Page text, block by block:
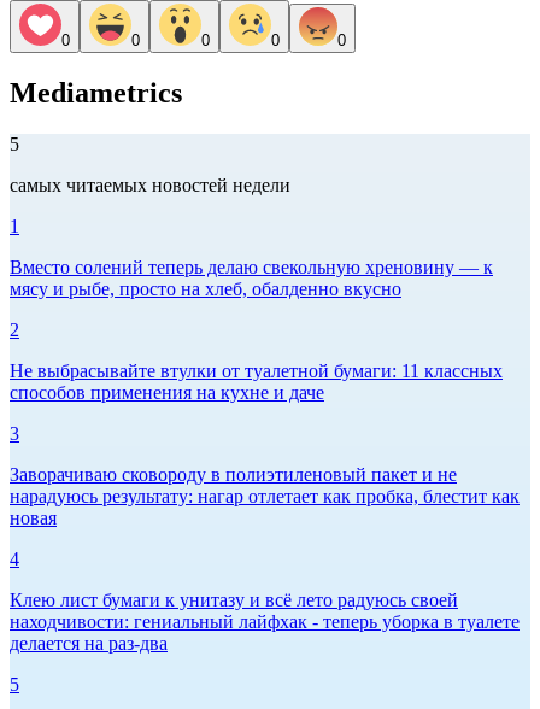
0 0 0 0 0
Mediametrics
5
самых читаемых новостей недели
1
Вместо солений теперь делаю свекольную хреновину — к
мясу и рыбе, просто на хлеб, обалденно вкусно
2
Не выбрасывайте втулки от туалетной бумаги: 11 классных
способов применения на кухне и даче
3
Заворачиваю сковороду в полиэтиленовый пакет и не
нарадуюсь результату: нагар отлетает как пробка, блестит как
новая
4
Клею лист бумаги к унитазу и всё лето радуюсь своей
находчивости: гениальный лайфхак - теперь уборка в туалете
делается на раз-два
5